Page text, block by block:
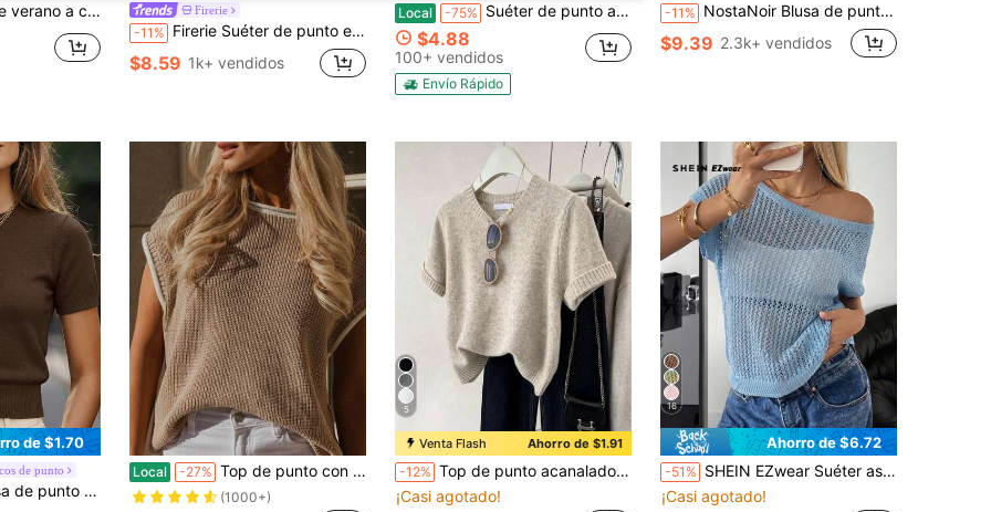
cuello redondo y bloques de color para vacaciones en la playa, camiseta sin mangas color caqui, estilo casual de negocios para mujer, tops lindos Firerie
-11% Firerie Suéter de punto elegante, holgado, informal, versátil, sin mangas, para salir, para mujer, para la escuela en otoño/invierno.
$8.59 1k+ vendidos
Local -75% Suéter de punto a rayas con media cremallera para mujer, corte holgado casual, hombros caídos, cuello polo, manga larga, top de punto acogedor para otoño e invierno
$4.88
100+ vendidos
Envío Rápido
-11% NostaNoir Blusa de punto de unicolor versátil y casual para uso diario
$9.39 2.3k+ vendidos
de $1.70
de punto
y manga corta de unicolor para mujer
Local -27% Top de punto con mangas de murciélago, cuello y puños de contraste, top de punto sin mangas, chaleco sin mangas, blusas de verano, ropa de primavera, blusas oversize, camisetas
(1000+)
5
Venta Flash Ahorro de $1.91
-12% Top de punto acanalado de color liso, ropa casual para primavera y verano
¡Casi agotado!
16
Ahorro de $6.72
-51% SHEIN EZwear Suéter asimétrico de hombro hueco de unicolor minimalista para mujer
¡Casi agotado!